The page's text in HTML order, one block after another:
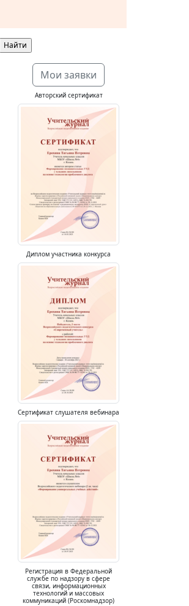
Мои заявки
Авторский сертификат
Диплом участника конкурса
Сертификат слушателя вебинара
Регистрация в Федеральной
службе по надзору в сфере
связи, информационных
технологий и массовых
коммуникаций (Роскомнадзор)